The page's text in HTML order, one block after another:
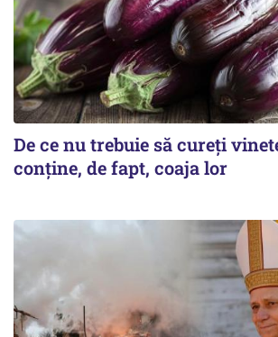
De ce nu trebuie să cureți
conține, de fapt, coaja lor